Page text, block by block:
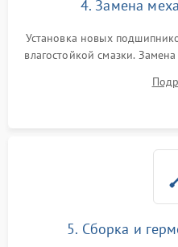
4. Замена
Установка новых
влагостойкой смазки.
или
5. Сборка и